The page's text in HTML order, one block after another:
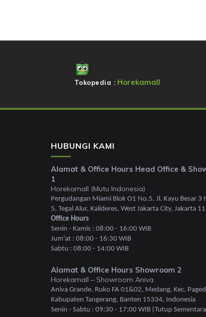
Tokopedia : Horekamall
HUBUNGI KAMI
Alamat & Office Hours Head Office &
1
Horekamall (Mutu Indonesia)
Pergudangan Miami Blok O1 No.5, Jl. Kayu Besar 3
5, Tegal Alur, Kalideres, West Jakarta City, Jakarta
Office Hours
Senin - Kamis : 08:00 - 16:00 WIB
Jum'at : 08:00 - 16:30 WIB
Sabtu : 08:00 - 14:00 WIB
Alamat & Office Hours Showroom 2
Horekamall – Showroom Aniva
Aniva Grande. Ruko FA 01&02, Medang, Kec.
Kabupaten Tangerang, Banten 15334, Indonesia
Senin - Sabtu : 09:30 - 17:00 WIB (Tutup